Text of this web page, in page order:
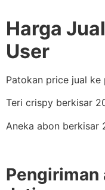
Harga
User
Patokan price jual ke
Teri crispy berkisar
Aneka abon
Pengiriman